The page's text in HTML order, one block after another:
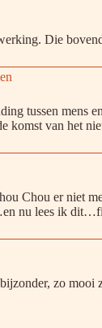
Die
tussen mens
komst van het
Chou er niet
nu lees ik
zo mooi